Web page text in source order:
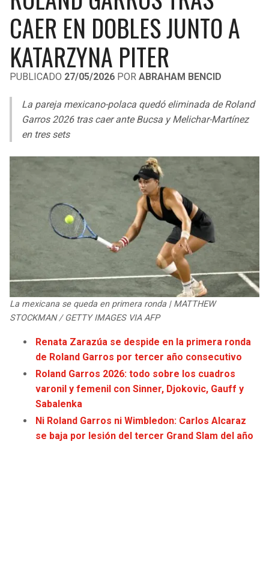
LIGA DE EXPANSIÓN MX
LEAGUES CUP
UEFA EUROPA LEAGUE
UEFA CONFERENCE LEAGUE
MLS
COPA SUDAMERICANA
LIGA BETPLAY
RAIDERS
CHARGERS
BENGALS
BROWNS
TEXANS
JAGUARS
COWBOYS
GIANTS
EAGLES
COMMANDERS
CAVALIERS
PISTONS
BUCKS
HAWKS
WIZARDS
CLIPPERS
LAKERS
SUNS
KINGS
CAER EN DOBLES JUNTO A
KATARZYNA PITER
PUBLICADO 27/05/2026 POR ABRAHAM BENCID
La pareja mexicano-polaca quedó eliminada de Roland
Garros 2026 tras caer ante Bucsa y Melichar-Martínez
en tres sets
La mexicana se queda en primera ronda | MATTHEW
STOCKMAN / GETTY IMAGES VIA AFP
Renata Zarazúa se despide en la primera ronda
de Roland Garros por tercer año consecutivo
Roland Garros 2026: todo sobre los cuadros
varonil y femenil con Sinner, Djokovic, Gauff y
Sabalenka
Ni Roland Garros ni Wimbledon: Carlos Alcaraz
se baja por lesión del tercer Grand Slam del año